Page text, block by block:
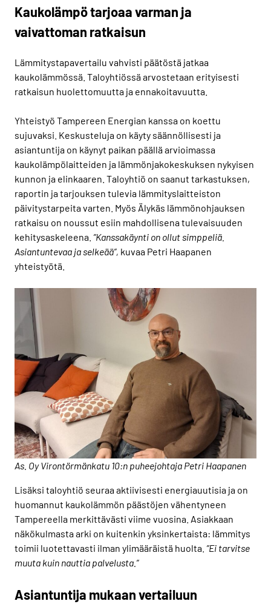
Kaukolämpö tarjoaa varman ja
vaivattoman ratkaisun
Lämmitystapavertailu vahvisti päätöstä jatkaa
kaukolämmössä. Taloyhtiössä arvostetaan erityisesti
ratkaisun huolettomuutta ja ennakoitavuutta.
Yhteistyö Tampereen Energian kanssa on koettu
sujuvaksi. Keskusteluja on käyty säännöllisesti ja
asiantuntija on käynyt paikan päällä arvioimassa
kaukolämpölaitteiden ja lämmönjakokeskuksen nykyisen
kunnon ja elinkaaren. Taloyhtiö on saanut tarkastuksen,
raportin ja tarjouksen tulevia lämmityslaitteiston
päivitystarpeita varten. Myös Älykäs lämmönohjauksen
ratkaisu on noussut esiin mahdollisena tulevaisuuden
kehitysaskeleena. ”Kanssakäynti on ollut simppeliä.
Asiantuntevaa ja selkeää”, kuvaa Petri Haapanen
yhteistyötä.
As. Oy Virontörmänkatu 10:n puheejohtaja Petri Haapanen
Lisäksi taloyhtiö seuraa aktiivisesti energiauutisia ja on
huomannut kaukolämmön päästöjen vähentyneen
Tampereella merkittävästi viime vuosina. Asiakkaan
näkökulmasta arki on kuitenkin yksinkertaista: lämmitys
toimii luotettavasti ilman ylimääräistä huolta. ”Ei tarvitse
muuta kuin nauttia palvelusta.”
Asiantuntija mukaan vertailuun